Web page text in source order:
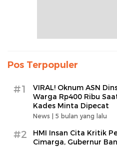
Pos Terpopuler
#1
VIRAL! Oknum ASN
Warga Rp400 Ribu
Kades Minta Dipecat
News | 5 bulan yang lalu
#2
HMI Insan Cita Kritik
Cimarga, Gubernur